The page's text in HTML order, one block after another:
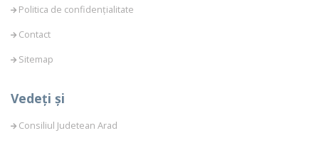
Politica de confidențialitate
Contact
Sitemap
Vedeți și
Consiliul Judetean Arad